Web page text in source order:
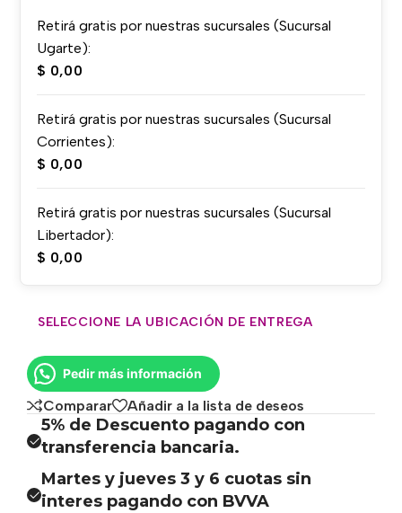
Retirá gratis por nuestras sucursales (Sucursal
Ugarte):
$ 0,00
Retirá gratis por nuestras sucursales (Sucursal
Corrientes):
$ 0,00
Retirá gratis por nuestras sucursales (Sucursal
Libertador):
$ 0,00
SELECCIONE LA UBICACIÓN DE ENTREGA
Pedir más información
Comparar Añadir a la lista de deseos
5% de Descuento pagando con
transferencia bancaria.
Martes y jueves 3 y 6 cuotas sin
interes pagando con BVVA